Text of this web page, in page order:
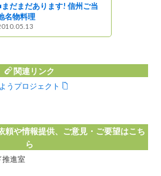
だまだあります! 信州ご当
名物料理
関連リンク
うプロジェクト
頼や情報提供、ご意見・ご要望はこち
ら
推進室